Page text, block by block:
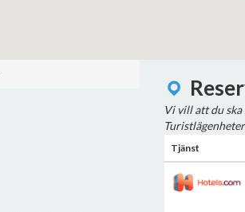
Vi vill att du
Tjänst